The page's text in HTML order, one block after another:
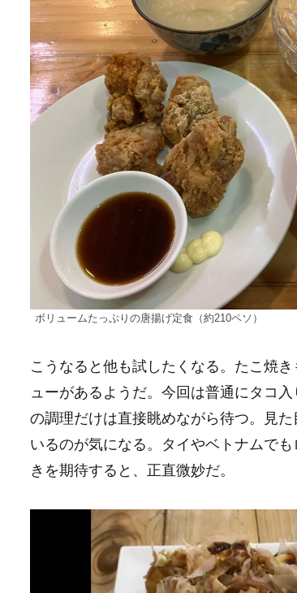
ボリュームたっぷりの唐揚げ定食（約210ペソ）
こうなると他も試したくなる。たこ焼
ューがあるようだ。今回は普通にタコ
の調理だけは直接眺めながら待つ。見
いるのが気になる。タイやベトナムで
きを期待すると、正直微妙だ。